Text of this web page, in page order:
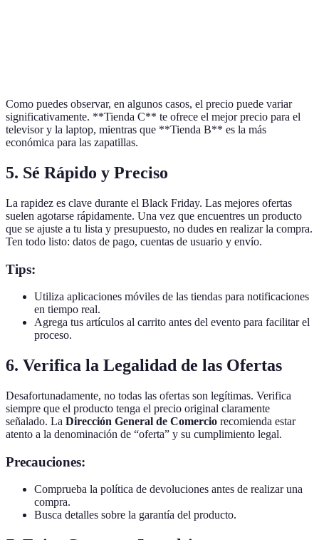
Como puedes observar, en algunos casos, el precio puede variar
significativamente. **Tienda C** te ofrece el mejor precio para el
televisor y la laptop, mientras que **Tienda B** es la más
económica para las zapatillas.
5. Sé Rápido y Preciso
La rapidez es clave durante el Black Friday. Las mejores ofertas
suelen agotarse rápidamente. Una vez que encuentres un producto
que se ajuste a tu lista y presupuesto, no dudes en realizar la compra.
Ten todo listo: datos de pago, cuentas de usuario y envío.
Tips:
Utiliza aplicaciones móviles de las tiendas para notificaciones
en tiempo real.
Agrega tus artículos al carrito antes del evento para facilitar el
proceso.
6. Verifica la Legalidad de las Ofertas
Desafortunadamente, no todas las ofertas son legítimas. Verifica
siempre que el producto tenga el precio original claramente
señalado. La Dirección General de Comercio recomienda estar
atento a la denominación de “oferta” y su cumplimiento legal.
Precauciones:
Comprueba la política de devoluciones antes de realizar una
compra.
Busca detalles sobre la garantía del producto.